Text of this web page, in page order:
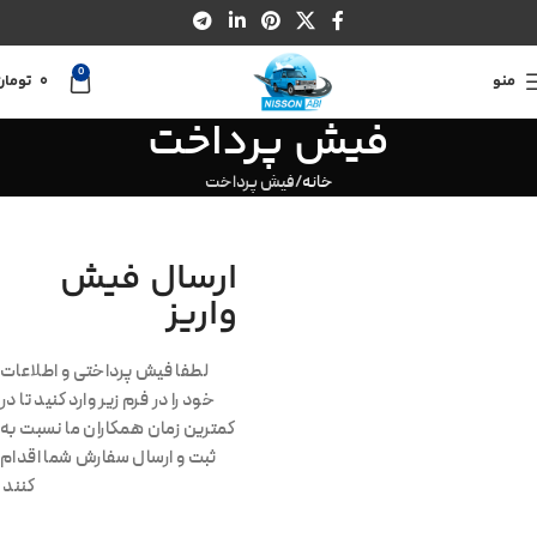
منو 0
فیش پرداخت
خانه فیش پرداخت
ارسال فیش
واریز
لطفا فیش پرداختی و اطلاعات
خود را در فرم زیر وارد کنید تا در
کمترین زمان همکاران ما نسبت به
ثبت و ارسال سفارش شما اقدام
کنند